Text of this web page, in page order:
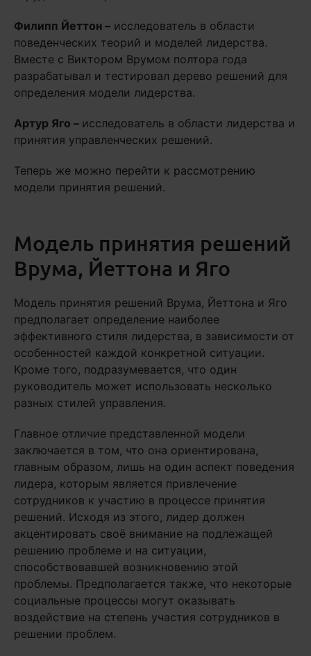
Филипп Йеттон – исследователь в области
поведенческих теорий и моделей лидерства.
Вместе с Виктором Врумом полтора года
разрабатывал и тестировал дерево решений для
определения модели лидерства.
Артур Яго – исследователь в области лидерства и
принятия управленческих решений.
Теперь же можно перейти к рассмотрению
модели принятия решений.
Модель принятия решений
Врума, Йеттона и Яго
Модель принятия решений Врума, Йеттона и Яго
предполагает определение наиболее
эффективного стиля лидерства, в зависимости от
особенностей каждой конкретной ситуации.
Кроме того, подразумевается, что один
руководитель может использовать несколько
разных стилей управления.
Главное отличие представленной модели
заключается в том, что она ориентирована,
главным образом, лишь на один аспект поведения
лидера, которым является привлечение
сотрудников к участию в процессе принятия
решений. Исходя из этого, лидер должен
акцентировать своё внимание на подлежащей
решению проблеме и на ситуации,
способствовавшей возникновению этой
проблемы. Предполагается также, что некоторые
социальные процессы могут оказывать
воздействие на степень участия сотрудников в
решении проблем.